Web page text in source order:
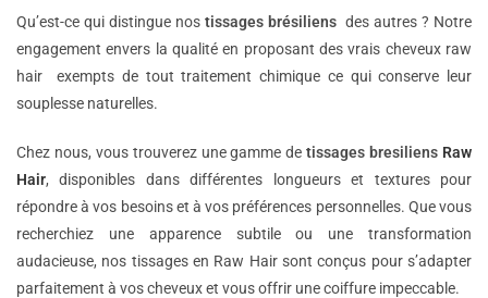
Qu’est-ce qui distingue nos tissages brésiliens des autres ? Notre
engagement envers la qualité en proposant des vrais cheveux raw
hair exempts de tout traitement chimique ce qui conserve leur
souplesse naturelles.
Chez nous, vous trouverez une gamme detissages bresiliens Raw
Hair, disponibles dans différentes longueurs et textures pour
répondre à vos besoins et à vos préférences personnelles. Que vous
recherchiez une apparence subtile ou une transformation
audacieuse, nos tissages en Raw Hair sont conçus pour s’adapter
parfaitement à vos cheveux et vous offrir une coiffure impeccable.